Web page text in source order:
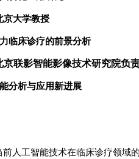
京大学教授
临床诊疗的前景分析
京联影智能影像技术研究院负
分析与应用新进展
前人工智能技术在临床诊疗领域